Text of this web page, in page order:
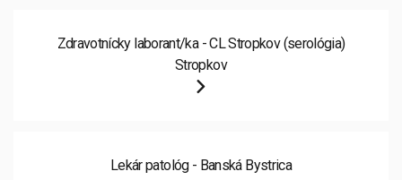
Zdravotnícky laborant/ka - CL Stropkov (serológia)
Stropkov
Lekár patológ - Banská Bystrica